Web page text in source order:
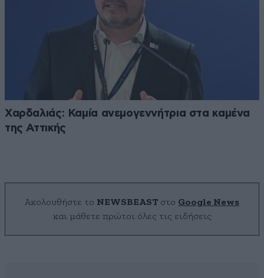
Χαρδαλιάς: Καμία ανεμογεννήτρια στα καμένα
της Αττικής
Ακολουθήστε το NEWSBEAST στο Google News
και μάθετε πρώτοι όλες τις ειδήσεις